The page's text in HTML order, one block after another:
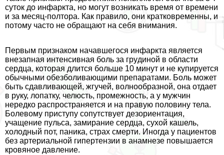
суток до инфаркта, но могут возникать время от времени
и за месяц-полтора. Как правило, они кратковременны, и
потому часто не обращают на себя внимания.
Первым признаком начавшегося инфаркта является
внезапная интенсивная боль за гpyдиной в области
сердца, которая длится больше 10 минут и не купируется
обычными обезболивающими препаратами. Боль может
быть сдавливающей, жгучей, волнообразной, она отдает
в руку, лопатку, челюсть, промежность, а у мужчин
нередко распространяется и на правую половину тела.
Болевому приступу сопутствует дезориентация,
учащение пульса, замирание сердца, сухой кашель,
холодный пот, паника, страх cмepти. Иногда у пациентов
без артериальной гипертензии в анамнезе повышается
кровяное давление.